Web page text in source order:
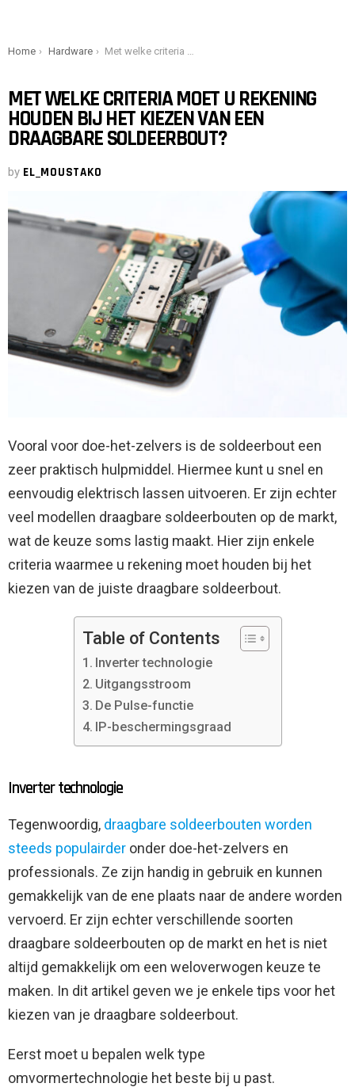
You are here:
Home Hardware Met welke criteria moet u rekening houden bij het kiezen van een draagbare soldeerbout?
MET WELKE CRITERIA MOET U REKENING
HOUDEN BIJ HET KIEZEN VAN EEN
DRAAGBARE SOLDEERBOUT?
by EL_MOUSTAKO
Vooral voor doe-het-zelvers is de soldeerbout een
zeer praktisch hulpmiddel. Hiermee kunt u snel en
eenvoudig elektrisch lassen uitvoeren. Er zijn echter
veel modellen draagbare soldeerbouten op de markt,
wat de keuze soms lastig maakt. Hier zijn enkele
criteria waarmee u rekening moet houden bij het
kiezen van de juiste draagbare soldeerbout.
Table of Contents
Inverter technologie
Uitgangsstroom
De Pulse-functie
IP-beschermingsgraad
Inverter technologie
Tegenwoordig, draagbare soldeerbouten worden
steeds populairder onder doe-het-zelvers en
professionals. Ze zijn handig in gebruik en kunnen
gemakkelijk van de ene plaats naar de andere worden
vervoerd. Er zijn echter verschillende soorten
draagbare soldeerbouten op de markt en het is niet
altijd gemakkelijk om een ​​weloverwogen keuze te
maken. In dit artikel geven we je enkele tips voor het
kiezen van je draagbare soldeerbout.
Eerst moet u bepalen welk type
omvormertechnologie het beste bij u past.